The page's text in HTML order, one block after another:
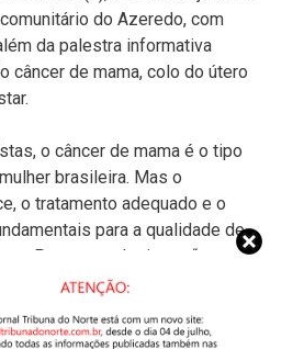
do Azeredo, com
da palestra informativa
câncer de mama, colo do útero
o câncer de mama é o tipo
brasileira. Mas o
o tratamento adequado e o
para a qualidade de
Para mastologistas, “
que significa diagnosticar a
possível, identificando casos
as chances de cura e